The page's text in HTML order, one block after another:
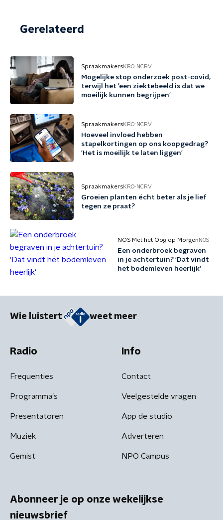
Gerelateerd
SpraakmakersKRO-NCRV
Mogelijke stop onderzoek post-covid,
terwijl het 'een ziektebeeld is dat we
moeilijk kunnen begrijpen'
SpraakmakersKRO-NCRV
Hoeveel invloed hebben
stapelkortingen op ons koopgedrag?
'Het is moeilijk te laten liggen'
SpraakmakersKRO-NCRV
Groeien planten écht beter als je lief
tegen ze praat?
NOS Met het Oog op Morgen NOS
Een onderbroek begraven
in je achtertuin? 'Dat vindt
het bodemleven heerlijk'
Wie luistert weet meer
Radio
Frequenties
Programma's
Presentatoren
Muziek
Gemist
Info
Contact
Veelgestelde vragen
App de studio
Adverteren
NPO Campus
Abonneer je op onze wekelijkse
nieuwsbrief